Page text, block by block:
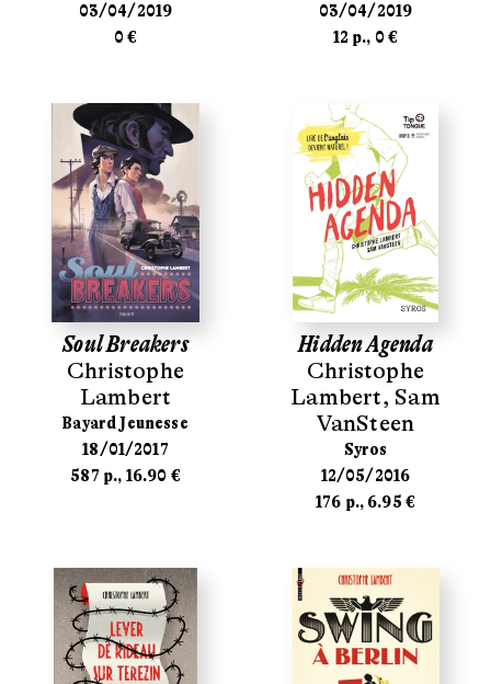
03/04/2019
0 €
03/04/2019
12 p., 0 €
Soul Breakers
Christophe
Lambert
Bayard Jeunesse
18/01/2017
587 p., 16.90 €
Hidden Agenda
Christophe
Lambert, Sam
VanSteen
Syros
12/05/2016
176 p., 6.95 €